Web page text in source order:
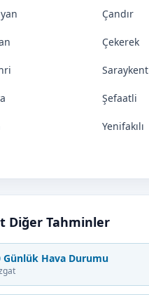
Çandır
Çekerek
Saraykent
Şefaatli
Yenifakılı
Diğer Tahminler
Günlük Hava Durumu